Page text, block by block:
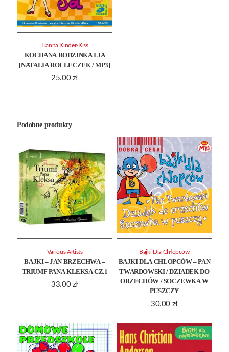
KOCHANA RODZINKA I JA
[NATALIA ROLLECZEK / MP3]
25.00 zł
Hanna Kinder-Kiss
Podobne produkty
BAJKI – JAN BRZECHWA –
TRIUMF PANA KLEKSA CZ.1
33.00 zł
Various Artists
BAJKI DLA CHŁOPCÓW – PAN
TWARDOWSKI / DZIADEK DO
ORZECHÓW / SOCZEWKA W
PUSZCZY
30.00 zł
Bajki Dla Chłopców